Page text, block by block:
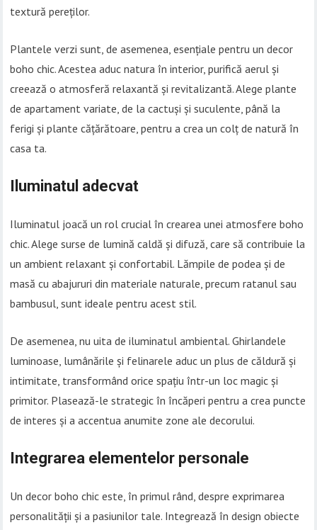
textură pereților.
Plantele verzi sunt, de asemenea, esențiale pentru un decor
boho chic. Acestea aduc natura în interior, purifică aerul și
creează o atmosferă relaxantă și revitalizantă. Alege plante
de apartament variate, de la cactuși și suculente, până la
ferigi și plante cățărătoare, pentru a crea un colț de natură în
casa ta.
Iluminatul adecvat
Iluminatul joacă un rol crucial în crearea unei atmosfere boho
chic. Alege surse de lumină caldă și difuză, care să contribuie la
un ambient relaxant și confortabil. Lămpile de podea și de
masă cu abajururi din materiale naturale, precum ratanul sau
bambusul, sunt ideale pentru acest stil.
De asemenea, nu uita de iluminatul ambiental. Ghirlandele
luminoase, lumânările și felinarele aduc un plus de căldură și
intimitate, transformând orice spațiu într-un loc magic și
primitor. Plasează-le strategic în încăperi pentru a crea puncte
de interes și a accentua anumite zone ale decorului.
Integrarea elementelor personale
Un decor boho chic este, în primul rând, despre exprimarea
personalității și a pasiunilor tale. Integrează în design obiecte